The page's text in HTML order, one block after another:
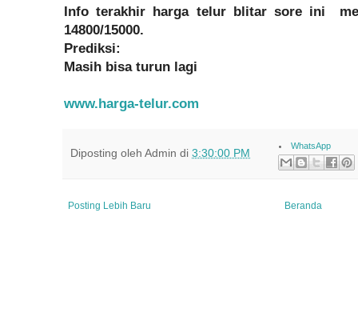
Info terakhir harga telur blitar sore ini
14800/15000.
Prediksi:
Masih bisa turun lagi
www.harga-telur.com
Diposting oleh Admin di 3:30:00 PM
WhatsApp
Posting Lebih Baru Beranda